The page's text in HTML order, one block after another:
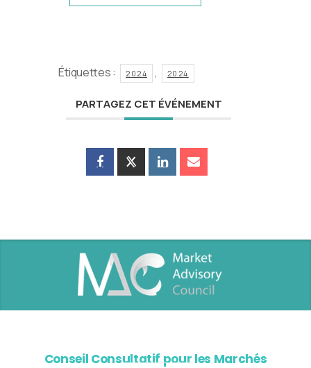
Étiquettes : 2024 , 2024
PARTAGEZ CET ÉVÉNEMENT
Conseil Consultatif pour les Marchés